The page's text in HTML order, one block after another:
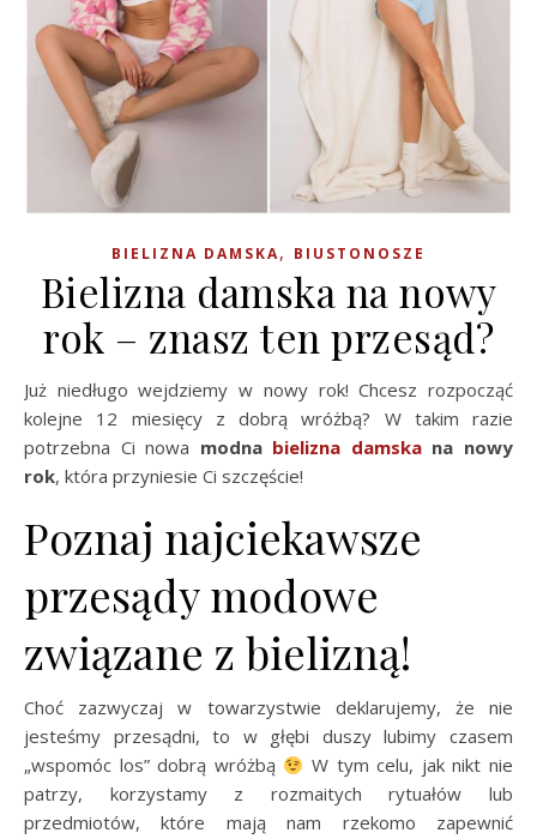
BIELIZNA DAMSKA, BIUSTONOSZE
Bielizna damska na nowy
rok – znasz ten przesąd?
Już niedługo wejdziemy w nowy rok! Chcesz rozpocząć
kolejne 12 miesięcy z dobrą wróżbą? W takim razie
potrzebna Ci nowa modna bielizna damskana nowy
rok, która przyniesie Ci szczęście!
Poznaj najciekawsze
przesądy modowe
związane z bielizną!
Choć zazwyczaj w towarzystwie deklarujemy, że nie
jesteśmy przesądni, to w głębi duszy lubimy czasem
„wspomóc los” dobrą wróżbą
W tym celu, jak nikt nie
patrzy, korzystamy z rozmaitych rytuałów lub
przedmiotów, które mają nam rzekomo zapewnić